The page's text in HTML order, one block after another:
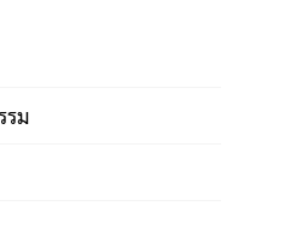
รม